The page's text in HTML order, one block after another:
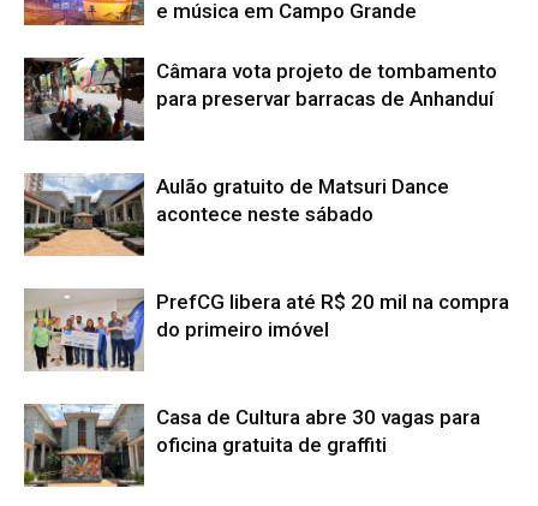
e música em Campo Grande
Câmara vota projeto de tombamento
para preservar barracas de Anhanduí
Aulão gratuito de Matsuri Dance
acontece neste sábado
PrefCG libera até R$ 20 mil na compra
do primeiro imóvel
Casa de Cultura abre 30 vagas para
oficina gratuita de graffiti